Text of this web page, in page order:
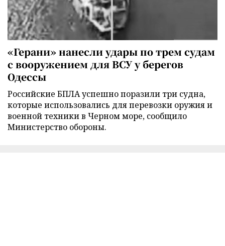
«Герани» нанесли удары по трем судам
с вооружением для ВСУ у берегов
Одессы
Российские БПЛА успешно поразили три судна,
которые использовались для перевозки оружия и
военной техники в Черном море, сообщило
Министерство обороны.